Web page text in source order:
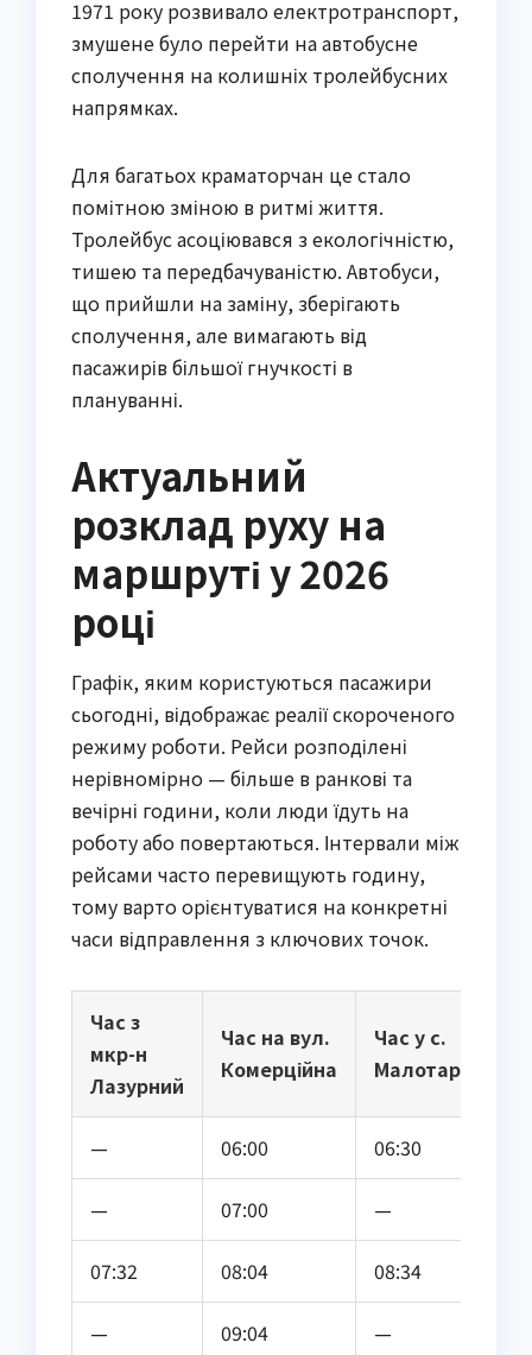
1971 року розвивало електротранспорт,
змушене було перейти на автобусне
сполучення на колишніх тролейбусних
напрямках.
Для багатьох краматорчан це стало
помітною зміною в ритмі життя.
Тролейбус асоціювався з екологічністю,
тишею та передбачуваністю. Автобуси,
що прийшли на заміну, зберігають
сполучення, але вимагають від
пасажирів більшої гнучкості в
плануванні.
Актуальний
розклад руху на
маршруті у 2026
році
Графік, яким користуються пасажири
сьогодні, відображає реалії скороченого
режиму роботи. Рейси розподілені
нерівномірно — більше в ранкові та
вечірні години, коли люди їдуть на
роботу або повертаються. Інтервали між
рейсами часто перевищують годину,
тому варто орієнтуватися на конкретні
часи відправлення з ключових точок.
Час з
мкр-н
Лазурний
Час на вул.
Комерційна
Час у с.
Малотаранівка
— 06:00 06:30
— 07:00 —
07:32 08:04 08:34
— 09:04 —